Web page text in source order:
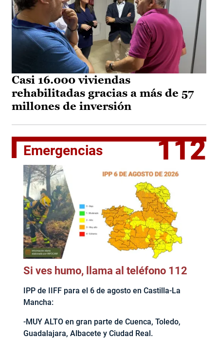
Casi 16.000 viviendas
rehabilitadas gracias a más de 57
millones de inversión
Emergencias 112
Si ves humo, llama al teléfono 112
IPP de IIFF para el 6 de agosto en Castilla-La
Mancha:
-MUY ALTO en gran parte de Cuenca, Toledo,
Guadalajara, Albacete y Ciudad Real.